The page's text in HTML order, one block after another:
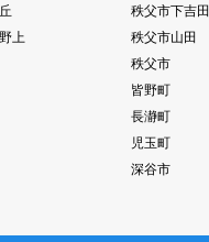
秩父市下吉田
上
秩父市山田
秩父市
皆野町
長瀞町
児玉町
深谷市